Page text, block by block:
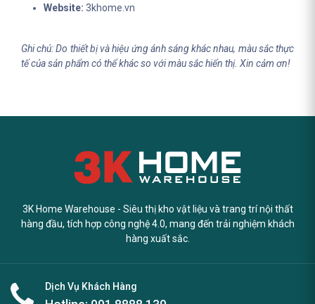
Website: 3khome.vn
Ghi chú: Do thiết bị và hiệu ứng ánh sáng khác nhau, màu sắc thực
tế của sản phẩm có thể khác so với màu sắc hiển thị. Xin cảm ơn!
3K Home Warehouse - Siêu thị kho vật liệu và trang trí nội thất
hàng đầu, tích hợp công nghệ 4.0, mang đến trải nghiệm khách
hàng xuất sắc.
Dịch Vụ Khách Hàng